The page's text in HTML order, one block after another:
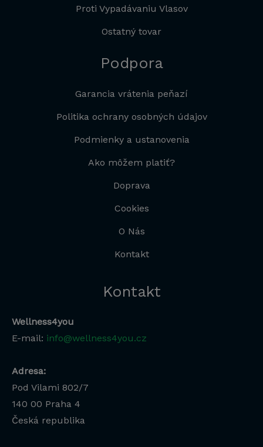
Proti Vypadávaniu Vlasov
Ostatný tovar
Podpora
Garancia vrátenia peňazí
Politika ochrany osobných údajov
Podmienky a ustanovenia
Ako môžem platiť?
Doprava
Cookies
O Nás
Kontakt
Kontakt
Wellness4you
E-mail: info@wellness4you.cz
Adresa:
Pod Vilami 802/7
140 00 Praha 4
Česká republika